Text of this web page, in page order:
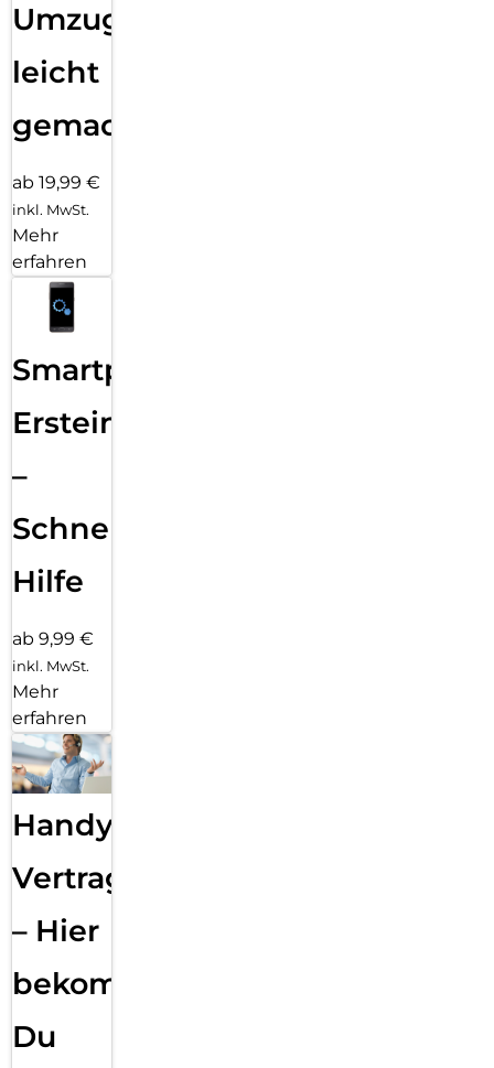
Umzug
leicht
gemacht!
ab 19,99 €
inkl. MwSt.
Mehr
erfahren
Smartphone
Ersteinrichtung
–
Schnelle
Hilfe
ab 9,99 €
inkl. MwSt.
Mehr
erfahren
Handy
Vertragsabwicklung
– Hier
bekommst
Du